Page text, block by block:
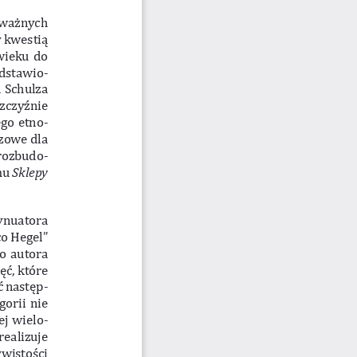
kwestią
do
-
etno-
dla
-
Sklepy
Hegel”
autora
które
następ-
nie
wielo-